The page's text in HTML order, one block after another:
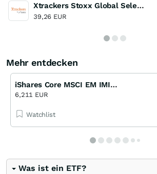
Xtrackers Stoxx Global Select Dividend 100 Swap UCITS ETF
39,26 EUR
Mehr entdecken
iShares Core MSCI EM IMI UCITS ETF USD DIS
6,211 EUR
Watchlist
Was ist ein ETF?